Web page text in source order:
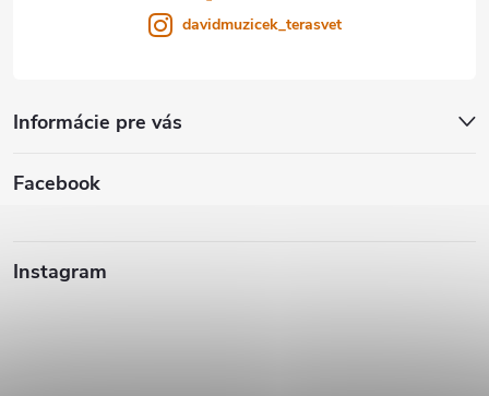
davidmuzicek_terasvet
Informácie pre vás
Facebook
Instagram